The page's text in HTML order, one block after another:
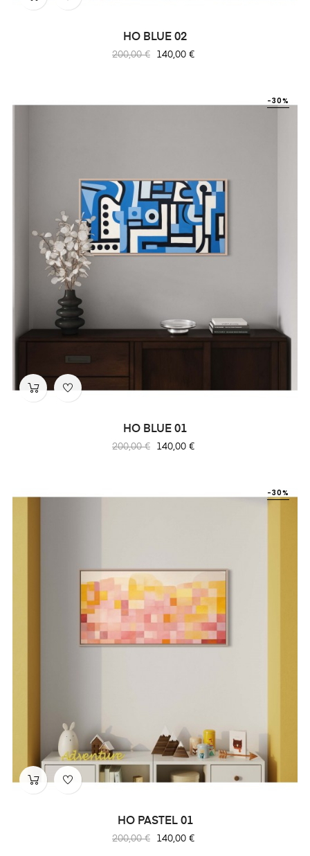
HO BLUE 02
Prix
200,00 € Prix
140,00 €
HO BLUE 01
Prix
200,00 €
-30%
Prix
140,00 €
HO PASTEL 01
Prix
200,00 €
-30%
Prix
140,00 €